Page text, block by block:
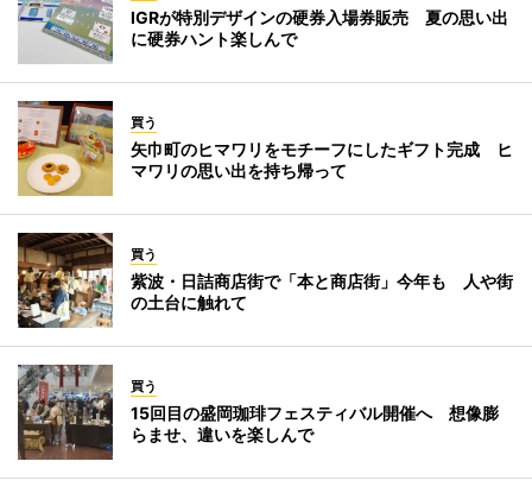
IGRが特別デザインの硬券入場券販売 夏の思い出
に硬券ハント楽しんで
買う
矢巾町のヒマワリをモチーフにしたギフト完成 ヒ
マワリの思い出を持ち帰って
買う
紫波・日詰商店街で「本と商店街」今年も 人や街
の土台に触れて
買う
15回目の盛岡珈琲フェスティバル開催へ 想像膨
らませ、違いを楽しんで